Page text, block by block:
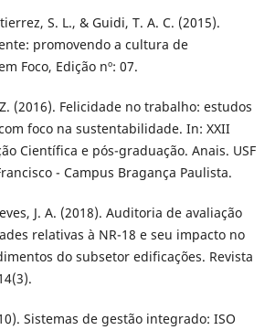
S. L., & Guidi, T. A. C. (2015).
promovendo a cultura de
Foco, Edição nº: 07.
(2016). Felicidade no trabalho: estudos
foco na sustentabilidade. In: XXII
Científica e pós-graduação. Anais. USF
- Campus Bragança Paulista.
J. A. (2018). Auditoria de avaliação
relativas à NR-18 e seu impacto no
do subsetor edificações. Revista
Sistemas de gestão integrado: ISO